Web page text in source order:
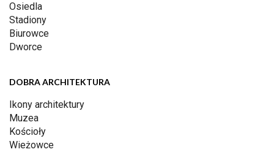
Osiedla
Stadiony
Biurowce
Dworce
DOBRA ARCHITEKTURA
Ikony architektury
Muzea
Kościoły
Wieżowce